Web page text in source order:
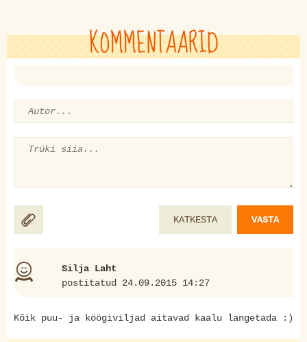
KOMMENTAARID
KATKESTA VASTA
Silja Laht
postitatud 24.09.2015 14:27
Kõik puu- ja köögiviljad aitavad kaalu langetada :)